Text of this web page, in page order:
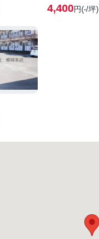
4,400円(-/坪)